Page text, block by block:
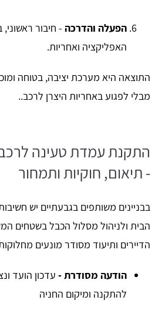
הפעלה והדרכה - חיבור
האפליקציה ואחריות.
התוצאה היא מערכת יציבה, בטוחה
מבלי לפגוע באחריות היצרן לרכב..
התקנת עמדת טעינה לרכב
- תיאום, חוקיות ותמחור
בבניינים משותפים בגבעתיים יש
הבית ולניהול מסלול הכבל בשטחים
הדיירים ותיעוד מסודר מונעים
הודעה מסודרת - עדכון הועד
להתקנה ומיקום החניה